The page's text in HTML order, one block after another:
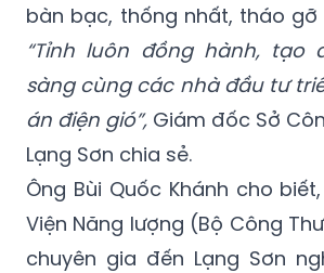
bàn bạc, thống nhất, tháo gỡ
“Tỉnh luôn đồng hành, tạo
sàng cùng các nhà đầu tư
án điện gió”, Giám đốc Sở
Lạng Sơn chia sẻ.
Ông Bùi Quốc Khánh cho
Viện Năng lượng (Bộ Công
chuyên gia đến Lạng Sơn